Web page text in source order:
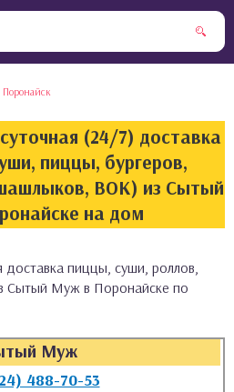
Поронайск
(24/7) доставка
пиццы, бургеров,
ВОК) из Сытый
на дом
доставка пиццы, суши, роллов,
Сытый Муж в Поронайске по
Муж
488-70-53